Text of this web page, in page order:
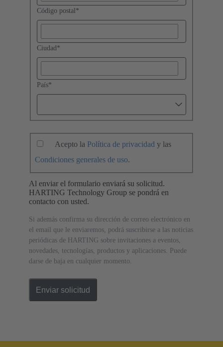
Código postal *
Ciudad*
País*
Acepto la Política de privacidad y las
Condiciones generales de uso.
Al enviar el formulario enviará su solicitud.
HARTING Technology Group se pondrá en
contacto con usted.
Si además confirma su dirección de correo electrónico en
el email que le enviaremos, podrá suscribirse a las noticias
periódicas de HARTING sobre invitaciones a eventos,
novedades, tecnologías, productos y aplicaciones. Puede
darse de baja en cualquier momento.
Enviar solicitud